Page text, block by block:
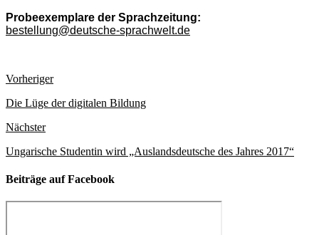
Probeexemplare der Sprachzeitung:
bestellung@deutsche-sprachwelt.de
Vorheriger
Die Lüge der digitalen Bildung
Nächster
Ungarische Studentin wird „Auslandsdeutsche des Jahres 2017“
Beiträge auf Facebook